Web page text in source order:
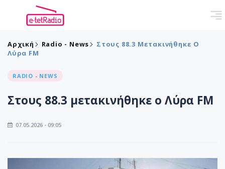
Αρχική Radio - News
Στους 88.3 Μετακινήθηκε Ο
Λύρα FM
RADIO - NEWS
Στους 88.3 μετακινήθηκε ο Λύρα FM
07.05.2026 - 09:05